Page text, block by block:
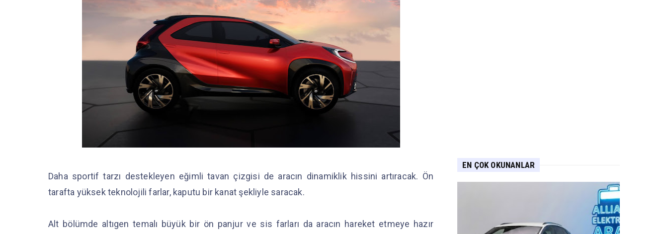
Daha sportif tarzı destekleyen eğimli tavan çizgisi de aracın dinamiklik hissini artıracak. Ön
tarafta yüksek teknolojili farlar, kaputu bir kanat şekliyle saracak.
Alt bölümde altıgen temalı büyük bir ön panjur ve sis farları da aracın hareket etmeye hazır
EN ÇOK OKUNANLAR